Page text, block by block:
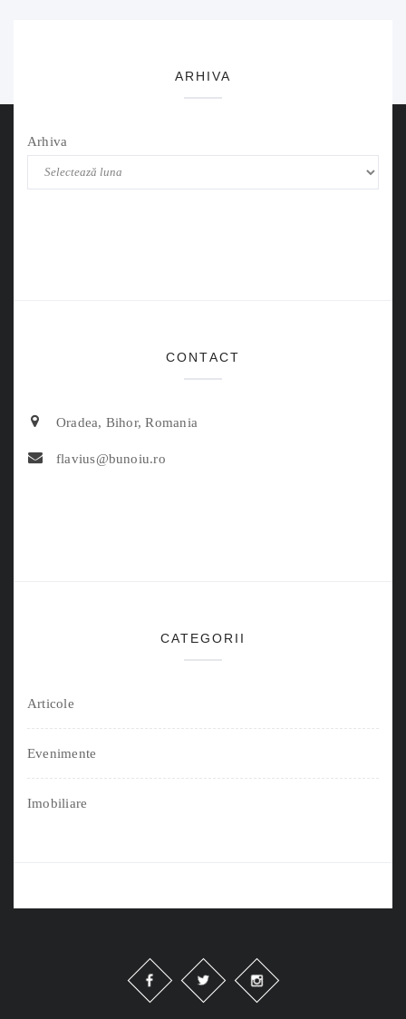
ARHIVA
Arhiva
CONTACT
Oradea, Bihor, Romania
flavius@bunoiu.ro
CATEGORII
Articole
Evenimente
Imobiliare